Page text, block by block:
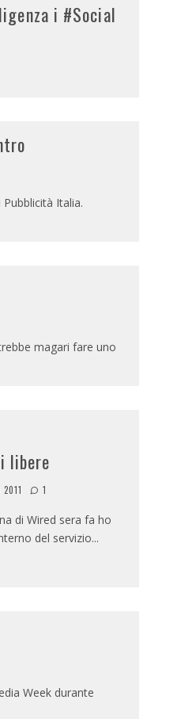
i #Social
Italia.
magari fare uno
libere
1
di Wired sera fa ho
del servizio...
Week durante